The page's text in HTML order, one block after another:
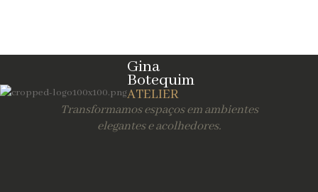
Gina
Botequim
ATELIER
Transformamos espaços em ambientes
elegantes e acolhedores.